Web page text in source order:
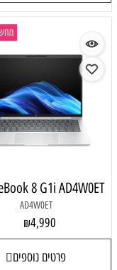
8 G1i AD4W0ET
AD4W0ET
₪4,990
פרטים נוספים